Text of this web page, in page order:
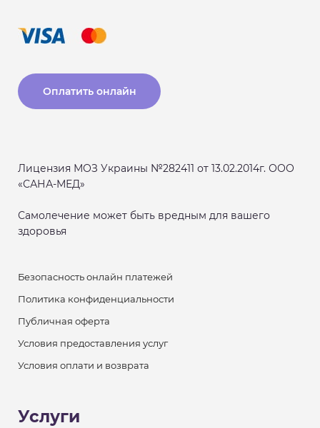
Оплатить онлайн
Лицензия МОЗ Украины №282411 от 13.02.2014г. ООО
«САНА-МЕД»
Самолечение может быть вредным для вашего
здоровья
Безопасность онлайн платежей
Политика конфиденциальности
Публичная оферта
Условия предоставления услуг
Условия оплати и возврата
Услуги